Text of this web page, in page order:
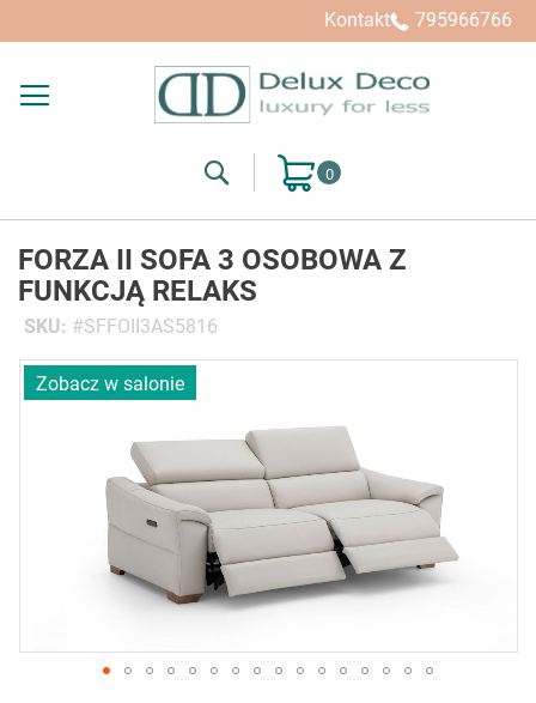
Kontakt 795966766
SearchMój koszyk
FORZA II SOFA 3 OSOBOWA Z
FUNKCJĄ RELAKS
SKU
SFFOII3AS5816
Przejdź
na
Zobacz w salonie